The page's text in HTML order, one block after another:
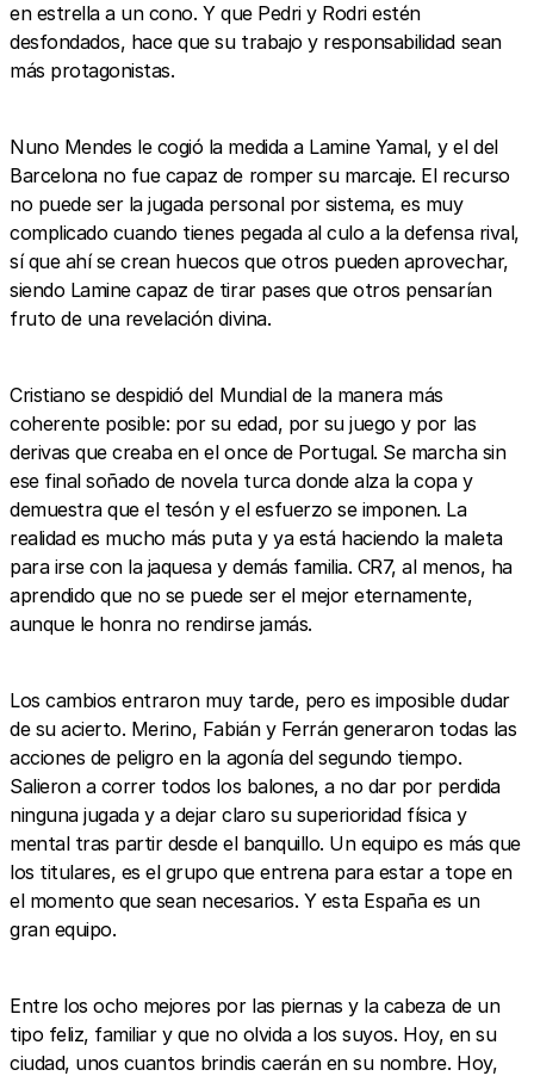
en estrella a un cono. Y que Pedri y Rodri estén
desfondados, hace que su trabajo y responsabilidad sean
más protagonistas.
Nuno Mendes le cogió la medida a Lamine Yamal, y el del
Barcelona no fue capaz de romper su marcaje. El recurso
no puede ser la jugada personal por sistema, es muy
complicado cuando tienes pegada al culo a la defensa rival,
sí que ahí se crean huecos que otros pueden aprovechar,
siendo Lamine capaz de tirar pases que otros pensarían
fruto de una revelación divina.
Cristiano se despidió del Mundial de la manera más
coherente posible: por su edad, por su juego y por las
derivas que creaba en el once de Portugal. Se marcha sin
ese final soñado de novela turca donde alza la copa y
demuestra que el tesón y el esfuerzo se imponen. La
realidad es mucho más puta y ya está haciendo la maleta
para irse con la jaquesa y demás familia. CR7, al menos, ha
aprendido que no se puede ser el mejor eternamente,
aunque le honra no rendirse jamás.
Los cambios entraron muy tarde, pero es imposible dudar
de su acierto. Merino, Fabián y Ferrán generaron todas las
acciones de peligro en la agonía del segundo tiempo.
Salieron a correr todos los balones, a no dar por perdida
ninguna jugada y a dejar claro su superioridad física y
mental tras partir desde el banquillo. Un equipo es más que
los titulares, es el grupo que entrena para estar a tope en
el momento que sean necesarios. Y esta España es un
gran equipo.
Entre los ocho mejores por las piernas y la cabeza de un
tipo feliz, familiar y que no olvida a los suyos. Hoy, en su
ciudad, unos cuantos brindis caerán en su nombre. Hoy,